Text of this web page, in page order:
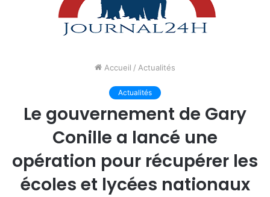
Accueil / Actualités
Actualités
Le gouvernement de Gary
Conille a lancé une
opération pour récupérer les
écoles et lycées nationaux